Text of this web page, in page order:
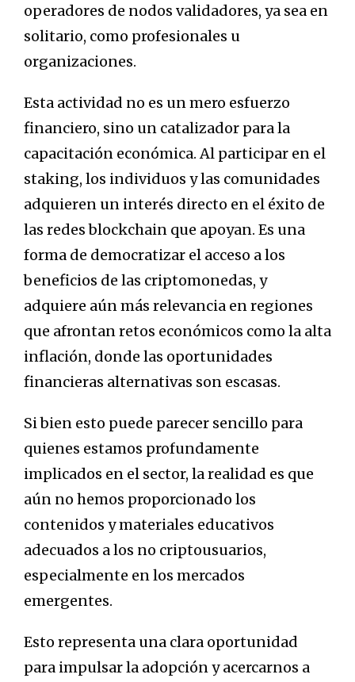
operadores de nodos validadores, ya sea en
solitario, como profesionales u
organizaciones.
Esta actividad no es un mero esfuerzo
financiero, sino un catalizador para la
capacitación económica. Al participar en el
staking, los individuos y las comunidades
adquieren un interés directo en el éxito de
las redes blockchain que apoyan. Es una
forma de democratizar el acceso a los
beneficios de las criptomonedas, y
adquiere aún más relevancia en regiones
que afrontan retos económicos como la alta
inflación, donde las oportunidades
financieras alternativas son escasas.
Si bien esto puede parecer sencillo para
quienes estamos profundamente
implicados en el sector, la realidad es que
aún no hemos proporcionado los
contenidos y materiales educativos
adecuados a los no criptousuarios,
especialmente en los mercados
emergentes.
Esto representa una clara oportunidad
para impulsar la adopción y acercarnos a